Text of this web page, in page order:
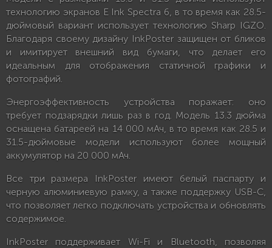
технологию экранов E Ink Spectra 6, в то время как 28.5-
дюймовый вариант использует технологию Sharp IGZO.
Благодаря своему дизайну InkPoster защищен от бликов
и имитирует внешний вид бумаги, что делает его
идеальным для отображения статичной графики и
фотографий.
Энергоэффективность устройства поражает: оно
требует подзарядки лишь раз в год. Модель 13.3 дюйма
оснащена батареей на 14 000 мАч, в то время как 28.5 и
31.5-дюймовые модели используют более мощный
аккумулятор на 20 000 мАч.
Все три размера InkPoster имеют белый паспарту и
черную алюминиевую рамку, а также поддержку USB-C,
что позволяет легко подключать устройства и обновлять
содержимое.
InkPoster поддерживает Wi-Fi и Bluetooth, позволяя